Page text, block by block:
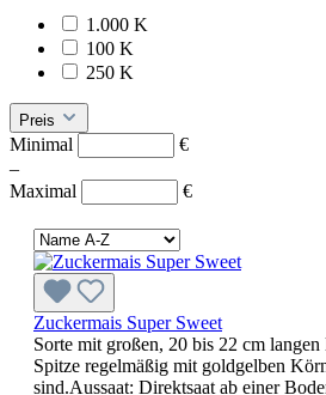
1.000 K
100 K
250 K
Preis
Minimal
€
–
Maximal
€
Zuckermais Super Sweet
Sorte mit großen, 20 bis 22 cm
Spitze regelmäßig mit goldgelben
sind.Aussaat: Direktsaat ab einer